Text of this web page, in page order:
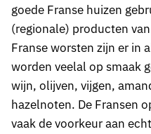
goede Franse huizen
(regionale) producten
Franse worsten zijn er in
worden veelal op smaak
wijn, olijven, vijgen,
hazelnoten. De Fransen
vaak de voorkeur aan